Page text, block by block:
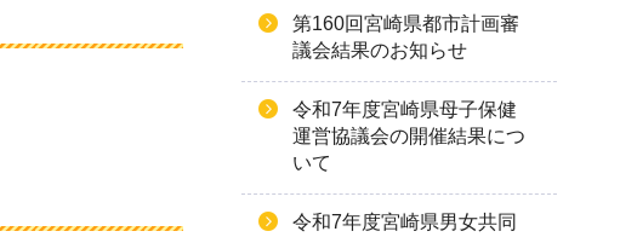
第160回宮崎県都市計画審
議会結果のお知らせ
令和7年度宮崎県母子保健
運営協議会の開催結果につ
いて
令和7年度宮崎県男女共同